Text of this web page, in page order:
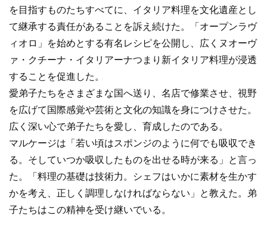
を目指すものたちすべてに、イタリア料理を文化遺産とし
て継承する責任があることを訴え続けた。「オープンラヴ
ィオロ」を始めとする有名レシピを公開し、広くヌオーヴ
ァ・クチーナ・イタリアーナつまり新イタリア料理が浸透
することを促進した。
愛弟子たちをさまざまな国へ送り、名店で修業させ、視野
を広げて国際感覚や芸術と文化の知識を身につけさせた。
広く深い心で弟子たちを愛し、育成したのである。
マルケージは「若い頃はスポンジのように何でも吸収でき
る。そしていつか吸収したものを出せる時が来る」と言っ
た。「料理の基礎は技術力。シェフはいかに素材を生かす
かを考え、正しく調理しなければならない」と教えた。弟
子たちはこの精神を受け継いでいる。